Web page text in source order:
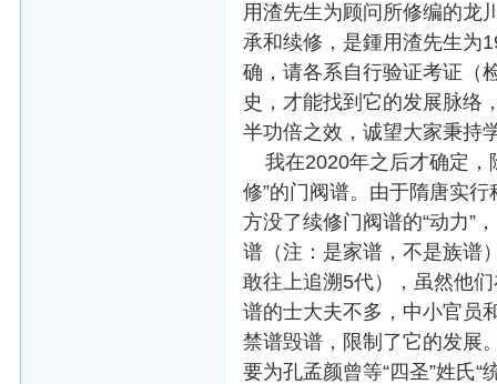
用渣先生为顾问所修编的龙
承和续修，是鍾用渣先生为
确，请各系自行验证考证（
史，才能找到它的发展脉络
半功倍之效，诚望大家秉持
我在2020年之后才确定，
修”的门阀谱。由于隋唐实
方没了续修门阀谱的“动力”
谱（注：是家谱，不是族谱
敢往上追溯5代），虽然他
谱的士大夫不多，中小官员
禁谱毁谱，限制了它的发展
要为孔孟颜曾等“四圣”姓氏